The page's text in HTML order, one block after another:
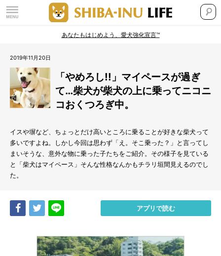
あなたもはじめよう、愛犬強化宣言™
2019年11月20日
「やめろし!!」マイペースが過ぎ
て…柴犬が柴犬の上に乗ってニコニ
コおくつろぎ中。
イスや塀など、ちょっとだけ高いところに乗ることが好きな柴犬って
多いですよね。しかし今回は思わず「え。そこ乗った？」と言ってし
まいそうな、意外な物に乗った子たちをご紹介。その様子を見ている
と「柴犬はマイペース」そんな性格なんかもチラリ垣間見えるのでし
た。
Share Tweet アプリで読む